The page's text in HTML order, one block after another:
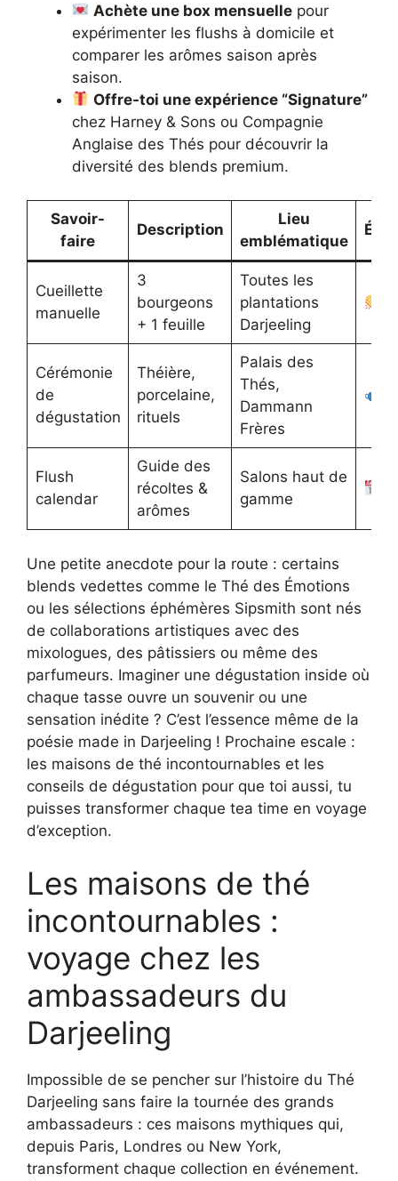
Achète une box mensuelle pour
expérimenter les flushs à domicile et
comparer les arômes saison après
saison.
Offre-toi une expérience “Signature”
chez Harney & Sons ou Compagnie
Anglaise des Thés pour découvrir la
diversité des blends premium.
Savoir-
faire
Description
Lieu
emblématique
Cueillette
manuelle
3
bourgeons
+ 1 feuille
Toutes les
plantations
Darjeeling
Cérémonie
de
dégustation
Théière,
porcelaine,
rituels
Palais des
Thés,
Dammann
Frères
Flush
calendar
Guide des
récoltes &
arômes
Salons haut de
gamme
Une petite anecdote pour la route : certains
blends vedettes comme le Thé des Émotions
ou les sélections éphémères Sipsmith sont nés
de collaborations artistiques avec des
mixologues, des pâtissiers ou même des
parfumeurs. Imaginer une dégustation inside où
chaque tasse ouvre un souvenir ou une
sensation inédite ? C’est l’essence même de la
poésie made in Darjeeling ! Prochaine escale :
les maisons de thé incontournables et les
conseils de dégustation pour que toi aussi, tu
puisses transformer chaque tea time en voyage
d’exception.
Les maisons de thé
incontournables :
voyage chez les
ambassadeurs du
Darjeeling
Impossible de se pencher sur l’histoire du Thé
Darjeeling sans faire la tournée des grands
ambassadeurs : ces maisons mythiques qui,
depuis Paris, Londres ou New York,
transforment chaque collection en événement.